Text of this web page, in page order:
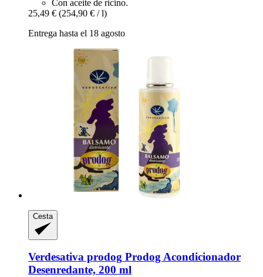
Con aceite de ricino.
25,49 € (254,90 € / l)
Entrega hasta el 18 agosto
Cesta
Verdesativa prodog Prodog Acondicionador
Desenredante, 200 ml